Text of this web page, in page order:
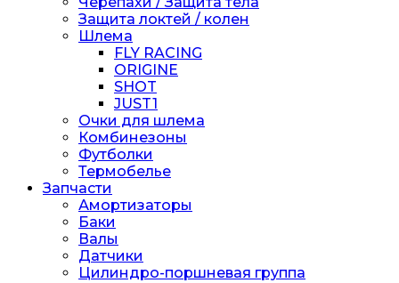
Защита локтей / колен
Шлема
FLY RACING
ORIGINE
SHOT
JUST1
Очки для шлема
Комбинезоны
Футболки
Термобелье
Запчасти
Амортизаторы
Баки
Валы
Датчики
Цилиндро-поршневая группа